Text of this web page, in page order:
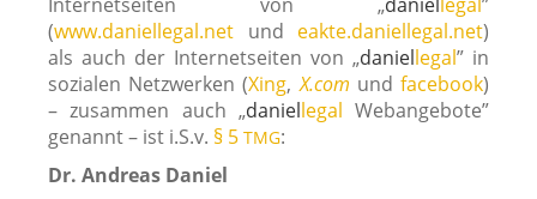
(www.daniellegal.net und eakte.daniellegal.net)
als auch der Internetseiten von „dani­ellegal” in
sozia­len Netzwerken (Xing,X.com undface­book)
– zusam­men auch „dani­ellegal Webangebote”
genannt – ist i.S.v. § 5 TMG:
Dr. Andreas Daniel